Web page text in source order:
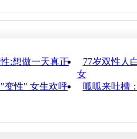
:想做一天真正
77岁双性人
女
变性" 女生欢呼
呱呱来吐槽